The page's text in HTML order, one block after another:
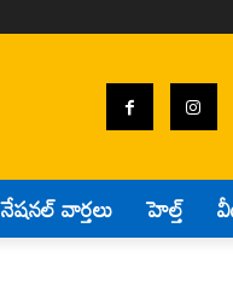
నేషనల్ వార్తలు హెల్త్